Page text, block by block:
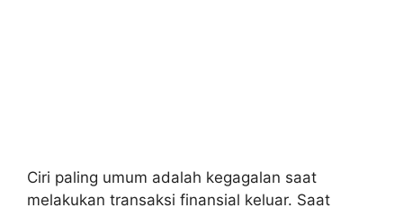
Ciri paling umum adalah kegagalan saat
melakukan transaksi finansial keluar. Saat